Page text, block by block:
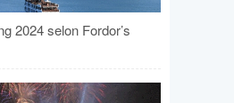
2024 selon Fordor’s